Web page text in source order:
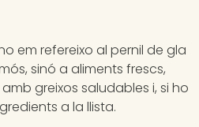
em refereixo al pernil de gla
sinó a aliments frescs,
greixos saludables i, si ho
a la llista.